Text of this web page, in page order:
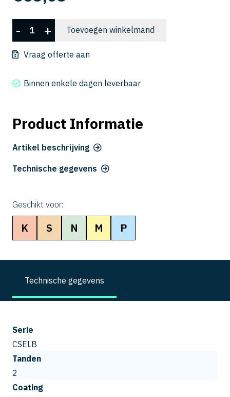
CSELB
2016-
200
- + Toevoegen winkelmand
Vraag offerte aan
Binnen enkele dagen leverbaar
Product Informatie
Artikel beschrijving
Technische gegevens
Geschikt voor:
K S N M P
Technische gegevens
Serie
CSELB
Tanden
2
Coating